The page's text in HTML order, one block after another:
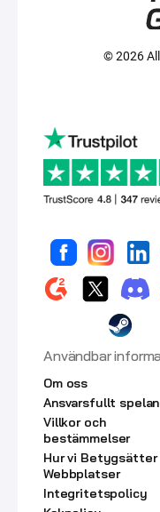
© 2026
Användbar
Om oss
Ansvarsfullt
Villkor och
bestämmelser
Hur vi Betygsätter
Webbplatser
Integritetspolicy